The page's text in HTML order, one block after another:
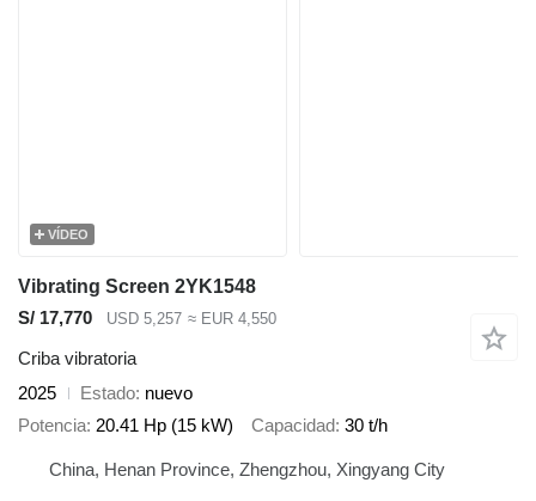
VÍDEO
Vibrating Screen 2YK1548
S/ 17,770
USD 5,257 ≈ EUR 4,550
Criba vibratoria
2025
Estado nuevo
Potencia 20.41 Hp (15 kW) Capacidad 30 t/h
China, Henan Province, Zhengzhou, Xingyang City